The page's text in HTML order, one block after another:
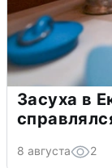
Засуха в
8 августа 2